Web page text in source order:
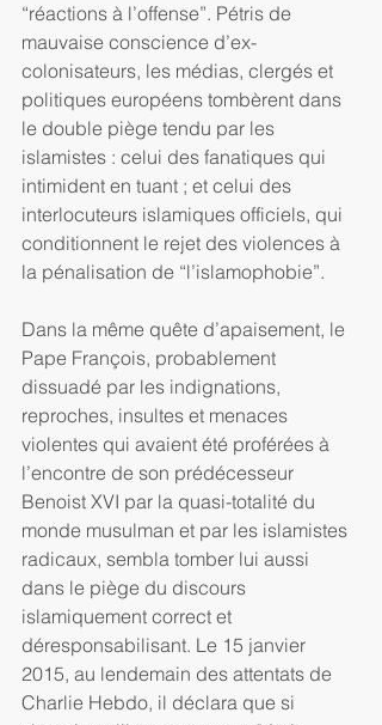
“réactions à l’offense”. Pétris de
mauvaise conscience d’ex-
colonisateurs, les médias, clergés et
politiques européens tombèrent dans
le double piège tendu par les
islamistes : celui des fanatiques qui
intimident en tuant ; et celui des
interlocuteurs islamiques officiels, qui
conditionnent le rejet des violences à
la pénalisation de “l’islamophobie”.
Dans la même quête d’apaisement, le
Pape François, probablement
dissuadé par les indignations,
reproches, insultes et menaces
violentes qui avaient été proférées à
l’encontre de son prédécesseur
Benoist XVI par la quasi-totalité du
monde musulman et par les islamistes
radicaux, sembla tomber lui aussi
dans le piège du discours
islamiquement correct et
déresponsabilisant. Le 15 janvier
2015, au lendemain des attentats de
Charlie Hebdo, il déclara que si